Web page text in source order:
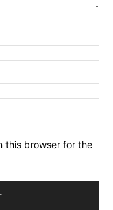
this browser for the